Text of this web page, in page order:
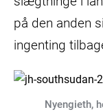
på den anden
ingenting
Nyengieth,